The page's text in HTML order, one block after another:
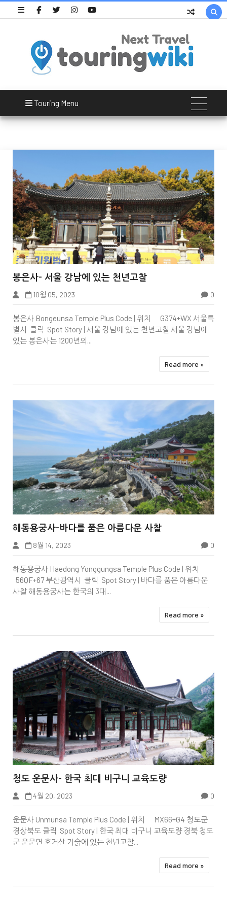

Touring Menu


Bongeunsa Temple
봉은사- 서울 강남에 있는 천년고찰
10월 05, 2023 0
봉은사 Bongeunsa Temple Plus Code | 위치 G374+WX 서울특
별시 클릭 Spot Story | 서울 강남에 있는 천년고찰 서울 강남에
있는 봉은사는 1200년의...
Read more »


Haedong Yonggungsa Temple
해동용궁사-바다를 품은 아름다운 사찰
8월 14, 2023 0
해동용궁사 Haedong Yonggungsa Temple Plus Code | 위치
56QF+67 부산광역시 클릭 Spot Story | 바다를 품은 아름다운
사찰 해동용궁사는 한국의 3대...
Read more »


Unmunsa Temple
청도 운문사- 한국 최대 비구니 교육도량
4월 20, 2023 0
운문사 Unmunsa Temple Plus Code | 위치 MX66+G4 청도군
경상북도 클릭 Spot Story | 한국 최대 비구니 교육도량 경북 청도
군 운문면 호거산 기슭에 있는 천년고찰...
Read more »
힐링